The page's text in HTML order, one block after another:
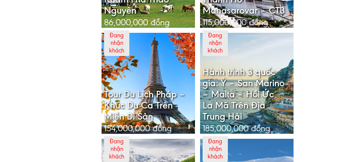
Nguyên
86,000,000đồng
Manasarovar – CT3
115,000,000đồng
Đang
nhận
khách
Tour Du Lịch Pháp –
Khúc Du Ca Trên
Miền Di Sản
154,000,000đồng
Đang
nhận
khách
Hành trình 3 quốc
gia: Ý – San Marino
– Malta – Hồi Ức
La Mã Trên Địa
Trung Hải
185,000,000đồng
Đang
nhận
khách
Đang
nhận
khách